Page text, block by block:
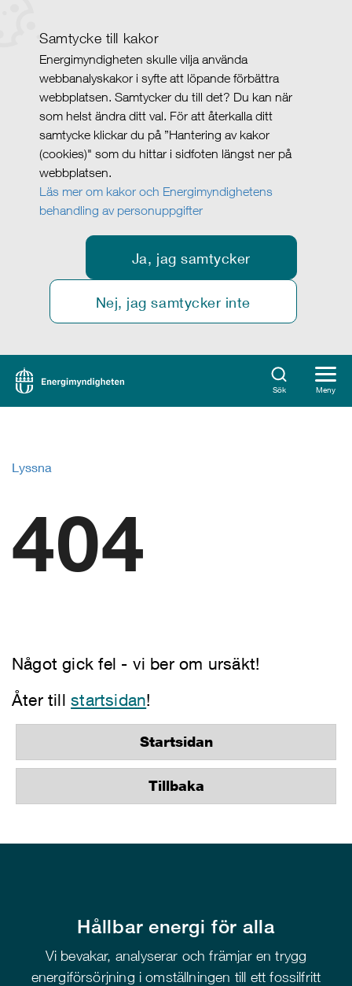
Samtycke till kakor
Energimyndigheten skulle vilja använda
webbanalyskakor i syfte att löpande förbättra
webbplatsen. Samtycker du till det? Du kan när
som helst ändra ditt val. För att återkalla ditt
samtycke klickar du på ”Hantering av kakor
(cookies)" som du hittar i sidfoten längst ner på
webbplatsen.
Läs mer om kakor och Energimyndighetens
behandling av personuppgifter
Ja, jag samtycker
Nej, jag samtycker inte
Sök Meny
Lyssna
404
Något gick fel - vi ber om ursäkt!
Åter tillstartsidan!
Startsidan
Tillbaka
Hållbar energi för alla
Vi bevakar, analyserar och främjar en trygg
energiförsörjning i omställningen till ett fossilfritt